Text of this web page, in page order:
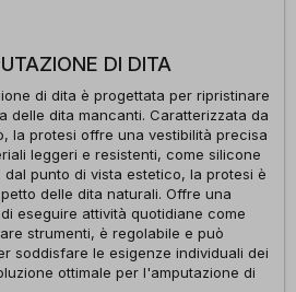
DI DITA
di dita è progettata per ripristinare
delle dita mancanti. Caratterizzata da
la protesi offre una vestibilità precisa
leggeri e resistenti, come silicone
dal punto di vista estetico, la protesi è
delle dita naturali. Offre una
eseguire attività quotidiane come
strumenti, è regolabile e può
soddisfare le esigenze individuali dei
ottimale per l'amputazione di